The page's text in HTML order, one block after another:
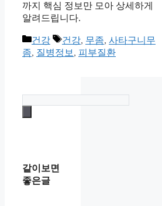
까지 핵심 정보만 모아 상세하게
알려드립니다.
카
테
건강
태
그
건강, 무좀, 사타구니무
좀, 질병정보 , 피부질환
같이보면
좋은글